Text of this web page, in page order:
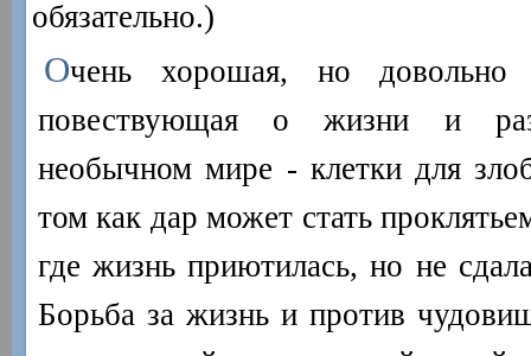
обязательно.)
Очень хорошая, но довольно
повествующая о жизни и
необычном мире - клетки для
том как дар может стать
где жизнь приютилась, но не
Борьба за жизнь и против